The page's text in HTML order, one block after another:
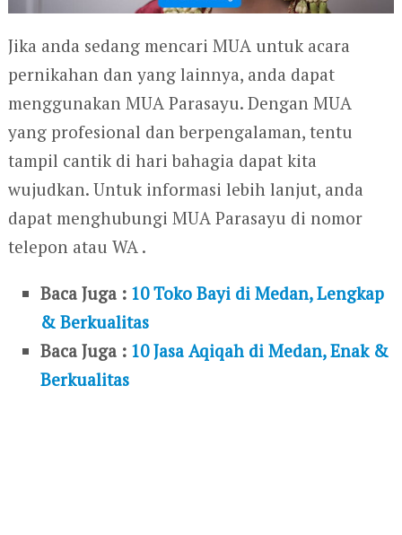
Jika anda sedang mencari MUA untuk acara
pernikahan dan yang lainnya, anda dapat
menggunakan MUA Parasayu. Dengan MUA
yang profesional dan berpengalaman, tentu
tampil cantik di hari bahagia dapat kita
wujudkan. Untuk informasi lebih lanjut, anda
dapat menghubungi MUA Parasayu di nomor
telepon atau WA .
Baca Juga : 10 Toko Bayi di Medan, Lengkap
& Berkualitas
Baca Juga : 10 Jasa Aqiqah di Medan, Enak &
Berkualitas